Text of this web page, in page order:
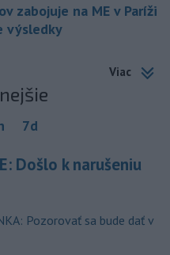
zabojuje na ME v Paríži
výsledky
Viac
7d
Došlo k narušeniu
Pozorovať sa bude dať v